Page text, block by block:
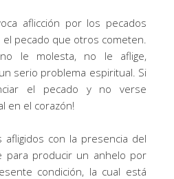
aflicción por los pecados
pecado que otros cometen.
le molesta, no le aflige,
serio problema espiritual. Si
el pecado y no verse
en el corazón!
afligidos con la presencia del
para producir un anhelo por
condición, la cual está